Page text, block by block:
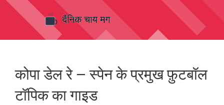
कोपा डेल रे – स्पेन के प्रमुख फ़ुटबॉल
टॉपिक का गाइड